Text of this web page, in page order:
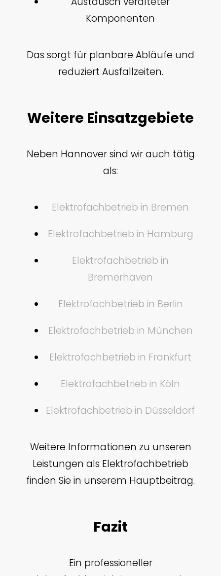
Komponenten
Das sorgt für planbare Abläufe und
reduziert Ausfallzeiten.
Weitere Einsatzgebiete
Neben Hannover sind wir auch tätig
als:
Elektrofachbetrieb in Bremen
Elektrofachbetrieb in Hamburg
Elektrofachbetrieb in
Bremerhaven
Elektrofachbetrieb in Berlin
Elektrofachbetrieb in München
Elektrofachbetrieb in Frankfurt
Elektrofachbetrieb in Köln
Elektrofachbetrieb in Düsseldorf
Weitere Informationen zu unseren
Leistungen als Elektrofachbetrieb
finden Sie in unserem Hauptbeitrag.
Fazit
Ein professioneller